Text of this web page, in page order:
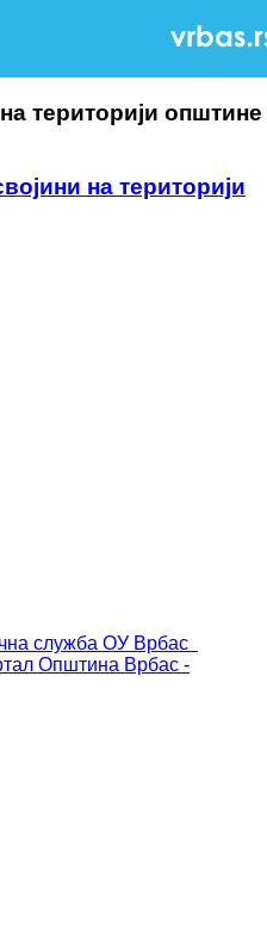
територији општине
на територији
служба ОУ Врбас
Општина Врбас -